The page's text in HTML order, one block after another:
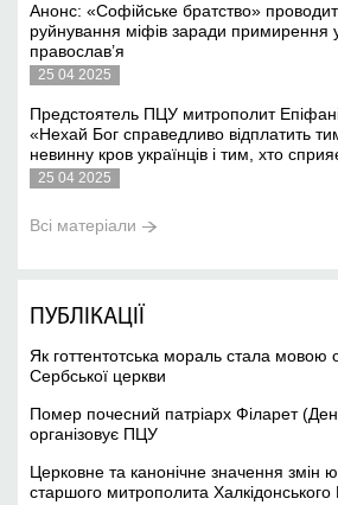
Анонс: «Софійське братство»
руйнування міфів заради примирення
православ’я
25 04 2025
Предстоятель ПЦУ митрополит
«Нехай Бог справедливо відплатить
невинну кров українців і тим, хто
25 04 2025
Всі матеріали
ПУБЛІКАЦІЇ
Як готтентотська мораль стала мовою
Сербської церкви
Помер почесний патріарх Філарет
організовує ПЦУ
Церковне та канонічне значення змін
старшого митрополита